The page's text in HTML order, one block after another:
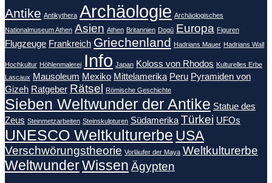
Antike Antikythera Archäologie Archäologisches
Nationalmuseum Athen Asien Athen Britannien Dogū Europa Figuren
Flugzeuge Frankreich Griechenland Hadrians Mauer Hadrians Wall
Hochkultur Höhlenmalerei Info Japan Koloss von Rhodos Kulturelles Erbe
Lascaux Mausoleum Mexiko Mittelamerika Peru Pyramiden von
Gizeh Ratgeber Rätsel Römische Geschichte
Sieben Weltwunder der Antike Statue des
Zeus Steinmetzarbeiten Steinskulpturen Südamerika Türkei UFOs
UNESCO Weltkulturerbe USA
Verschwörungstheorie Vorläufer der Maya Weltkulturerbe
WeltwunderWissen Ägypten